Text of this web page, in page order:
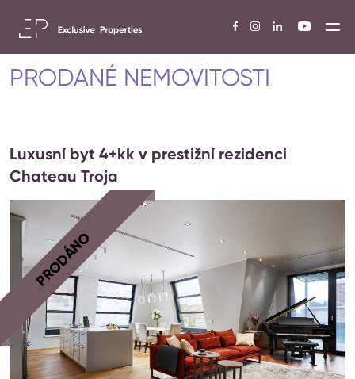
PRODANÉ NEMOVITOSTI
Luxusní byt 4+kk v prestižní rezidenci
Chateau Troja
PRODÁNO